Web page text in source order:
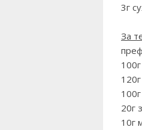
3г
За
20г
10г